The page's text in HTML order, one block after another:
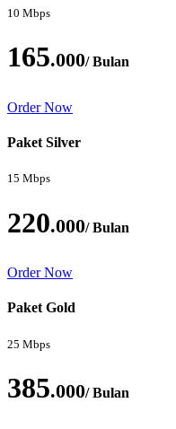
10 Mbps
165.000/ Bulan
Order Now
Paket Silver
15 Mbps
220.000/ Bulan
Order Now
Paket Gold
25 Mbps
385.000/ Bulan